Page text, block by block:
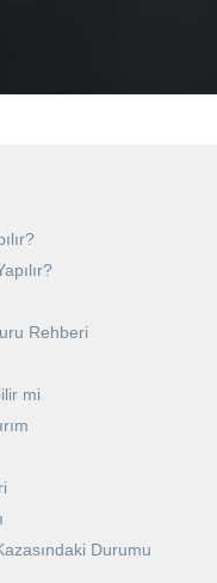
Rehberi
mi
Durumu